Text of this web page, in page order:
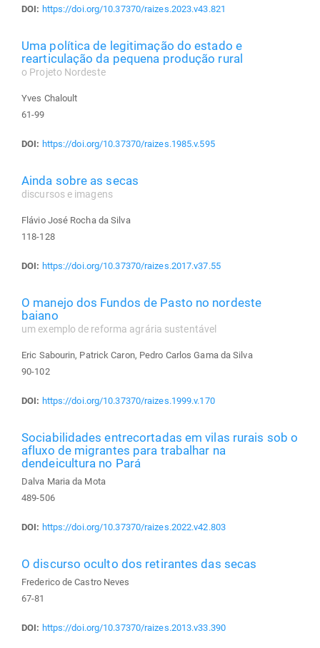
DOI: https://doi.org/10.37370/raizes.2023.v43.821
Uma política de legitimação do estado e
rearticulação da pequena produção rural
o Projeto Nordeste
Yves Chaloult
61-99
DOI: https://doi.org/10.37370/raizes.1985.v.595
Ainda sobre as secas
discursos e imagens
Flávio José Rocha da Silva
118-128
DOI: https://doi.org/10.37370/raizes.2017.v37.55
O manejo dos Fundos de Pasto no nordeste
baiano
um exemplo de reforma agrária sustentável
Eric Sabourin, Patrick Caron, Pedro Carlos Gama da Silva
90-102
DOI: https://doi.org/10.37370/raizes.1999.v.170
Sociabilidades entrecortadas em vilas rurais sob o
afluxo de migrantes para trabalhar na
dendeicultura no Pará
Dalva Maria da Mota
489-506
DOI: https://doi.org/10.37370/raizes.2022.v42.803
O discurso oculto dos retirantes das secas
Frederico de Castro Neves
67-81
DOI: https://doi.org/10.37370/raizes.2013.v33.390